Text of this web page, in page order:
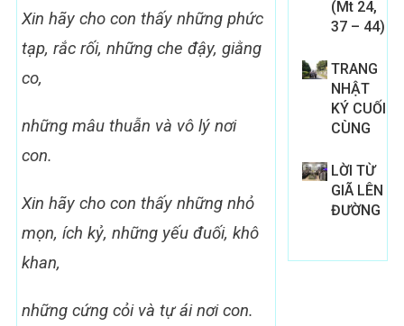
Xin hãy cho con thấy những phức
tạp, rắc rối, những che đậy, giằng
co,
những mâu thuẫn và vô lý nơi
con.
Xin hãy cho con thấy những nhỏ
mọn, ích kỷ, những yếu đuối, khô
khan,
những cứng cỏi và tự ái nơi con.
(Mt 24,
37 – 44)
TRANG
NHẬT
KÝ CUỐI
CÙNG
LỜI TỪ
GIÃ LÊN
ĐƯỜNG